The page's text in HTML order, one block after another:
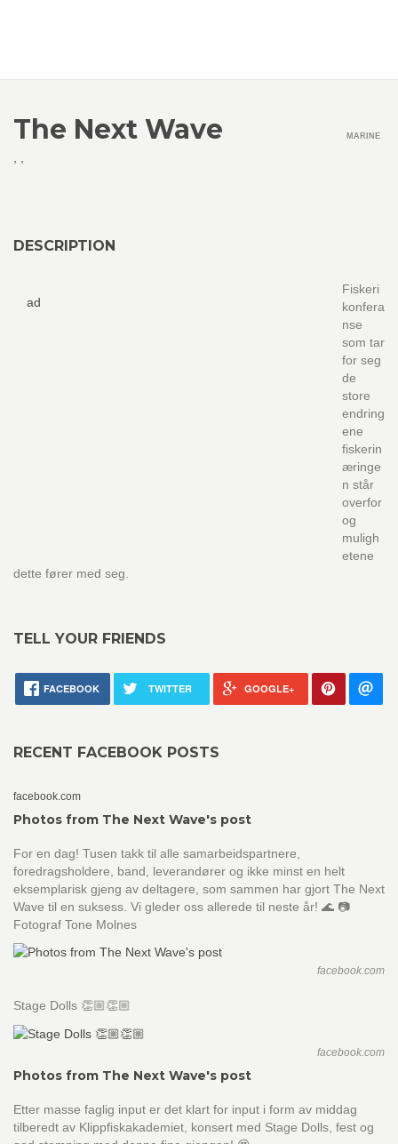
The Next Wave MARINE
DESCRIPTION
ad
Fiskeri
konfera
nse
som tar
for seg
de
store
endring
ene
fiskerin
æringe
n står
overfor
og
muligh
etene
dette fører med seg.
TELL YOUR FRIENDS
FACEBOOK TWITTER GOOGLE+
RECENT FACEBOOK POSTS
facebook.com
Photos from The Next Wave's post
For en dag! Tusen takk til alle samarbeidspartnere,
foredragsholdere, band, leverandører og ikke minst en helt
eksemplarisk gjeng av deltagere, som sammen har gjort The Next
Wave til en suksess. Vi gleder oss allerede til neste år! 🌊 📷
Fotograf Tone Molnes
facebook.com
Stage Dolls 👏🏼👏🏼
facebook.com
Photos from The Next Wave's post
Etter masse faglig input er det klart for input i form av middag
tilberedt av Klippfiskakademiet, konsert med Stage Dolls, fest og